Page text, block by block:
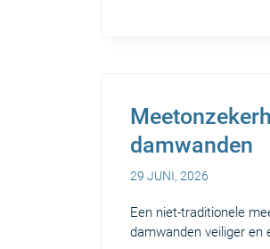
damwanden
29 JUNI, 2026
Een niet-traditionele
damwanden veiliger